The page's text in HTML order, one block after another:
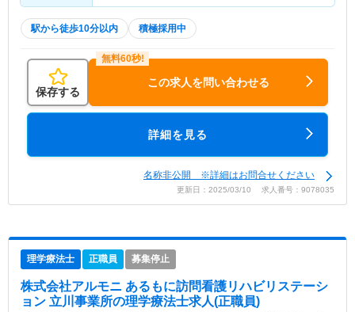
駅から徒歩10分以内 積極採用中
保存する
この求人を問い合わせる
詳細を見る
名称非公開 ※詳細はお問合せください
更新日：2025/03/10 求人番号：9078035
理学療法士 正職員 募集停止
株式会社アルモニ あるもに訪問看護リハビリステーシ
ョン 立川事業所の理学療法士求人(正職員)